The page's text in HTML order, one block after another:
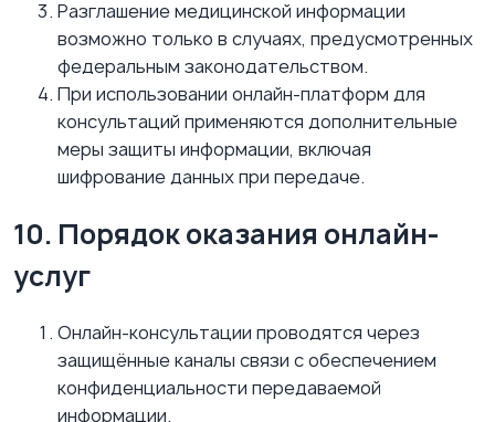
Разглашение медицинской информации
возможно только в случаях, предусмотренных
федеральным законодательством.
При использовании онлайн-платформ для
консультаций применяются дополнительные
меры защиты информации, включая
шифрование данных при передаче.
10. Порядок оказания онлайн-
услуг
Онлайн-консультации проводятся через
защищённые каналы связи с обеспечением
конфиденциальности передаваемой
информации.